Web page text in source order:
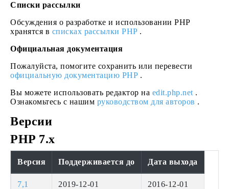
Списки рассылки
Обсуждения о разработке и использовании PHP
хранятся в списках рассылки PHP.
Официальная документация
Пожалуйста, помогите сохранить или перевести
официальную документацию PHP.
Вы можете использовать редактор на edit.php.net .
Ознакомьтесь с нашим руководством для авторов .
Версии
PHP 7.x
Версия Поддерживается до Дата выхода
7,1 2019-12-01 2016-12-01